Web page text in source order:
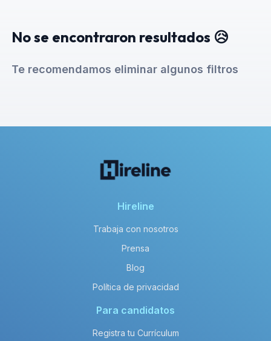
No se encontraron resultados 😥
Te recomendamos eliminar algunos filtros
Hireline
Trabaja con nosotros
Prensa
Blog
Política de privacidad
Para candidatos
Registra tu Currículum